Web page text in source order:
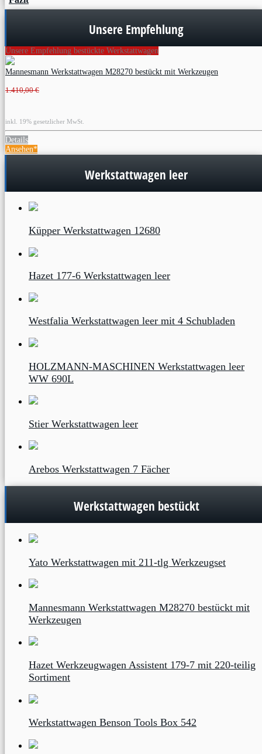
Unsere Empfehlung
Unsere Empfehlung bestückte Werkstattwagen
Mannesmann Werkstattwagen M28270 bestückt mit Werkzeugen
1.410,00 €
inkl. 19% gesetzlicher MwSt.
Details
Ansehen*
Werkstattwagen leer
Küpper Werkstattwagen 12680
Hazet 177-6 Werkstattwagen leer
Westfalia Werkstattwagen leer mit 4 Schubladen
HOLZMANN-MASCHINEN Werkstattwagen leer
WW 690L
Stier Werkstattwagen leer
Arebos Werkstattwagen 7 Fächer
Werkstattwagen bestückt
Yato Werkstattwagen mit 211-tlg Werkzeugset
Mannesmann Werkstattwagen M28270 bestückt mit
Werkzeugen
Hazet Werkzeugwagen Assistent 179-7 mit 220-teilig
Sortiment
Werkstattwagen Benson Tools Box 542